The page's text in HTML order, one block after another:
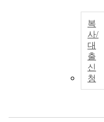
chemical
properties and
growth and
potential of
silage corn
examined. The
tested soils
복
사/
대
출
신
청